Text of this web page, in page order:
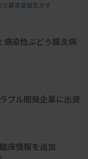
顧客基盤生かす
染性ぶどう膜炎病
ブル開発企業に出資
床情報を追加